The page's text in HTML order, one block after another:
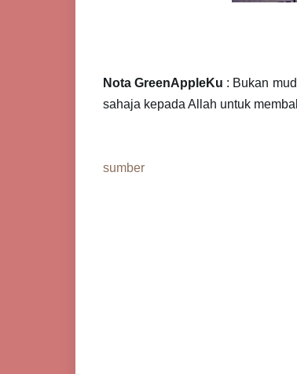
Nota GreenAppleKu : Bukan
sahaja kepada Allah untuk
sumber